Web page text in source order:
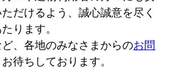
だけるよう、誠心誠意を尽く
ります。
、各地のみなさまからのお問
待ちしております。